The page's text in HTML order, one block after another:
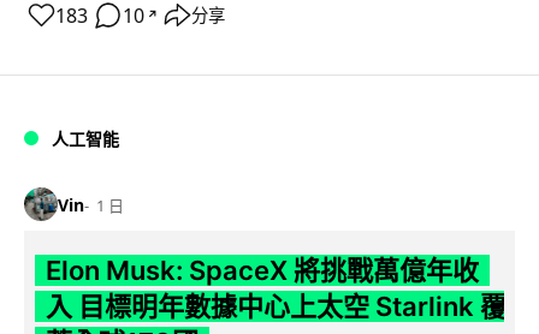
183 10 ↗ 分享
人工智能
Vin 1 日
Elon Musk: SpaceX 將挑戰萬億年收
入 目標明年數據中心上太空 Starlink 覆